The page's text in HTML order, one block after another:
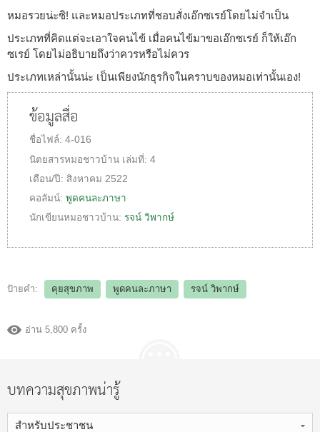
หมอรวยน่ะซิ! และหมอประเภทที่ชอบสั่งเอ๊กซเรย์โดยไม่จำเป็น
ประเภทที่คิดแต่จะเอาใจคนไข้ เมื่อคนไข้มาขอเอ๊กซเรย์ ก็ให้เอ๊ก
ซเรย์ โดยไม่อธิบายถึงว่าควรหรือไม่ควร
ประเภทเหล่านั้นน่ะ เป็นเพียงนักธุรกิจในคราบของหมอเท่านั้นเอง!
ข้อมูลสื่อ
ชื่อไฟล์: 4-016
นิตยสารหมอชาวบ้าน เล่มที่: 4
เดือน/ปี: สิงหาคม 2522
คอลัมน์: พูดคนละภาษา
นักเขียนหมอชาวบ้าน: รจน์ วิพากษ์
ป้ายคำ: คุยสุขภาพ พูดคนละภาษา รจน์ วิพากษ์
อ่าน 5,800 ครั้ง
บทความสุขภาพน่ารู้
สำหรับประชาชน